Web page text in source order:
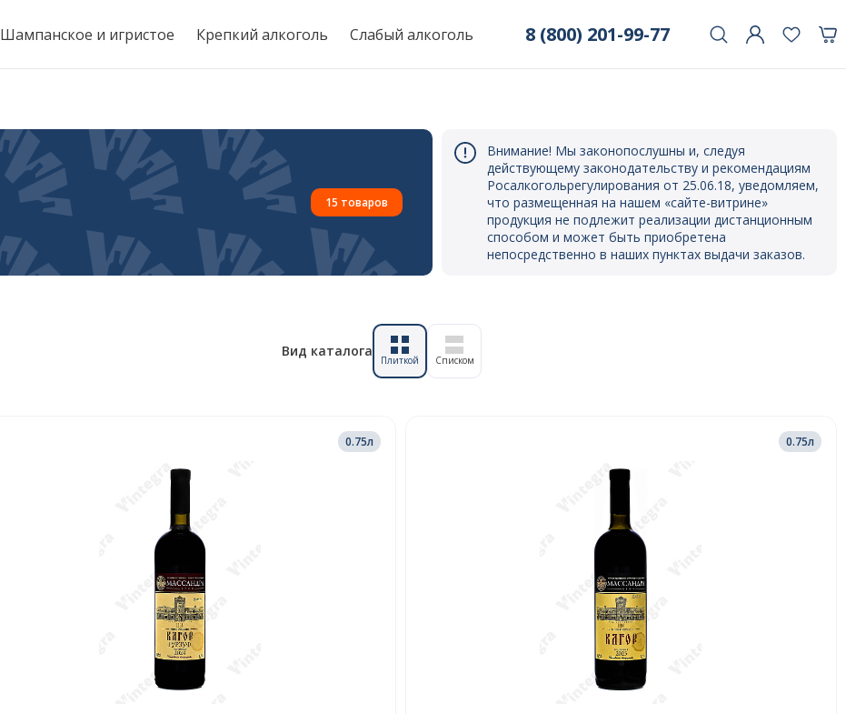
Шампанское и игристое Крепкий алкоголь Слабый алкоголь 8 (800) 201-99-77
15 товаров
Внимание! Мы законопослушны и, следуя
действующему законодательству и рекомендациям
Росалкогольрегулирования от 25.06.18, уведомляем,
что размещенная на нашем «сайте-витрине»
продукция не подлежит реализации дистанционным
способом и может быть приобретена
непосредственно в наших пунктах выдачи заказов.
Вид каталога
Плиткой Списком
0.75л 0.75л